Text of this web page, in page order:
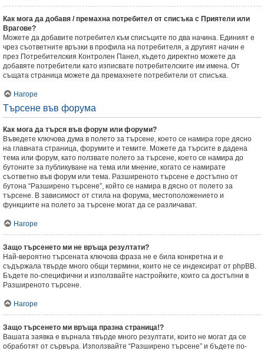
Как мога да добавя / премахна потребител от списъка с Приятели или
Врагове?
Можете да добавите потребител към списъците по два начина. Единият е
чрез съответните връзки в профила на потребителя, а другият начин е
през Потребителския Контролен Панел, където директно можете да
добавяте потребители като изписвате потребителските им имена. От
същата страница можете да премахнете потребители от списъка.
Нагоре
Търсене във форума
Как мога да търся във форум или форуми?
Въведете ключова дума в полето за търсене, което се намира горе дясно
на главната страница, форумите и темите. Можете да търсите в дадена
тема или форум, като ползвате полето за търсене, което се намира до
бутоните за публикуване на тема или мнение, когато се намирате
съответно във форум или тема. Разширеното търсене е достъпно от
бутона “Разширено търсене”, който се намира в дясно от полето за
търсене. В зависимост от стила на форума, местоположението и
функциите на полето за търсене могат да се различават.
Нагоре
Защо търсенето ми не връща резултати?
Най-вероятно търсената ключова фраза не е била конкретна и е
съдържала твърде много общи термини, които не се индексират от phpBB.
Бъдете по-специфични и използвайте настройките, които са достъпни в
Разширеното търсене.
Нагоре
Защо търсенето ми връща празна страница!?
Вашата заявка е върнала твърде много резултати, които не могат да се
обработят от сървъра. Използвайте “Разширено търсене” и бъдете по-